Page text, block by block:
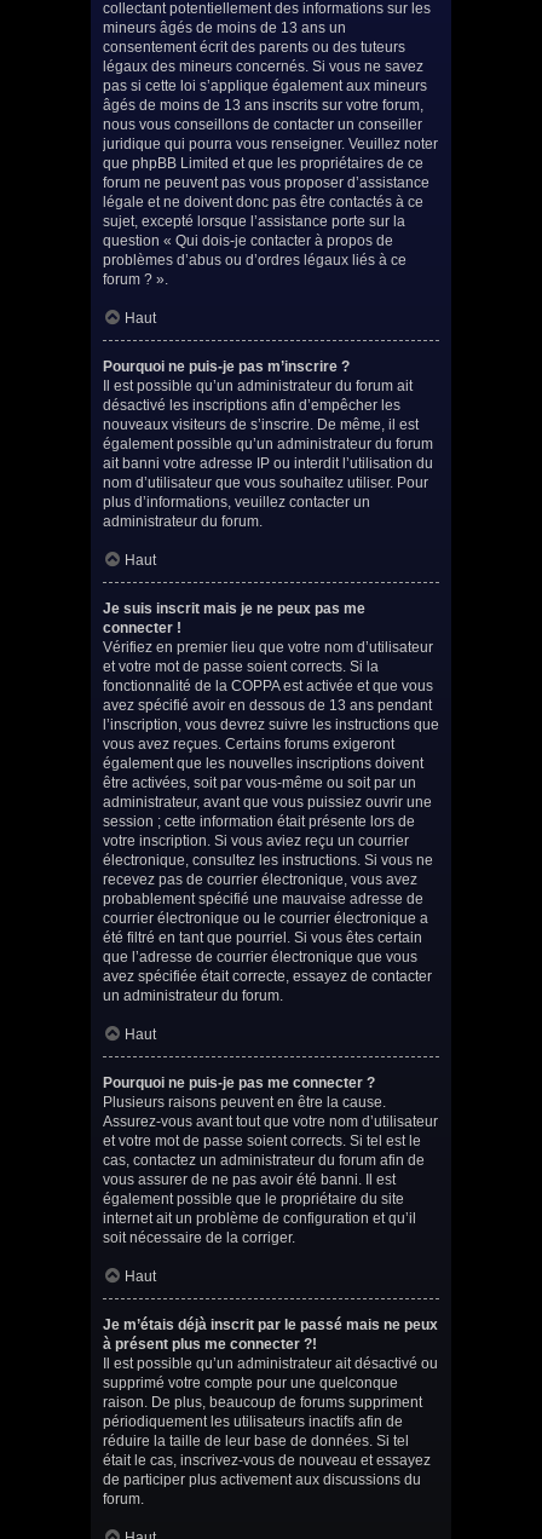
collectant potentiellement des informations sur les
mineurs âgés de moins de 13 ans un
consentement écrit des parents ou des tuteurs
légaux des mineurs concernés. Si vous ne savez
pas si cette loi s’applique également aux mineurs
âgés de moins de 13 ans inscrits sur votre forum,
nous vous conseillons de contacter un conseiller
juridique qui pourra vous renseigner. Veuillez noter
que phpBB Limited et que les propriétaires de ce
forum ne peuvent pas vous proposer d’assistance
légale et ne doivent donc pas être contactés à ce
sujet, excepté lorsque l’assistance porte sur la
question « Qui dois-je contacter à propos de
problèmes d’abus ou d’ordres légaux liés à ce
forum ? ».
Haut
Pourquoi ne puis-je pas m’inscrire ?
Il est possible qu’un administrateur du forum ait
désactivé les inscriptions afin d’empêcher les
nouveaux visiteurs de s’inscrire. De même, il est
également possible qu’un administrateur du forum
ait banni votre adresse IP ou interdit l’utilisation du
nom d’utilisateur que vous souhaitez utiliser. Pour
plus d’informations, veuillez contacter un
administrateur du forum.
Haut
Je suis inscrit mais je ne peux pas me
connecter !
Vérifiez en premier lieu que votre nom d’utilisateur
et votre mot de passe soient corrects. Si la
fonctionnalité de la COPPA est activée et que vous
avez spécifié avoir en dessous de 13 ans pendant
l’inscription, vous devrez suivre les instructions que
vous avez reçues. Certains forums exigeront
également que les nouvelles inscriptions doivent
être activées, soit par vous-même ou soit par un
administrateur, avant que vous puissiez ouvrir une
session ; cette information était présente lors de
votre inscription. Si vous aviez reçu un courrier
électronique, consultez les instructions. Si vous ne
recevez pas de courrier électronique, vous avez
probablement spécifié une mauvaise adresse de
courrier électronique ou le courrier électronique a
été filtré en tant que pourriel. Si vous êtes certain
que l’adresse de courrier électronique que vous
avez spécifiée était correcte, essayez de contacter
un administrateur du forum.
Haut
Pourquoi ne puis-je pas me connecter ?
Plusieurs raisons peuvent en être la cause.
Assurez-vous avant tout que votre nom d’utilisateur
et votre mot de passe soient corrects. Si tel est le
cas, contactez un administrateur du forum afin de
vous assurer de ne pas avoir été banni. Il est
également possible que le propriétaire du site
internet ait un problème de configuration et qu’il
soit nécessaire de la corriger.
Haut
Je m’étais déjà inscrit par le passé mais ne peux
à présent plus me connecter ?!
Il est possible qu’un administrateur ait désactivé ou
supprimé votre compte pour une quelconque
raison. De plus, beaucoup de forums suppriment
périodiquement les utilisateurs inactifs afin de
réduire la taille de leur base de données. Si tel
était le cas, inscrivez-vous de nouveau et essayez
de participer plus activement aux discussions du
forum.